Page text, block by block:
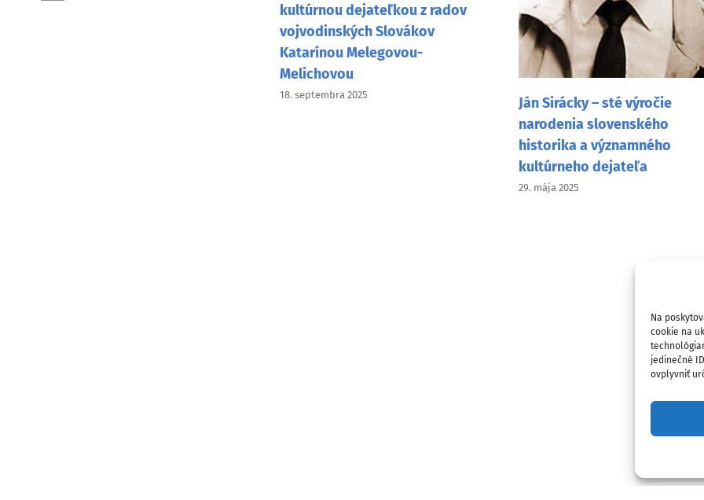
Na
cookie na
jedinečné
ovplyvniť
kultúrnou dejateľkou z radov
vojvodinských Slovákov
Katarínou Melegovou-
18. septembra 2025
Ján Sirácky – sté výročie
narodenia slovenského
historika a významného
kultúrneho dejateľa